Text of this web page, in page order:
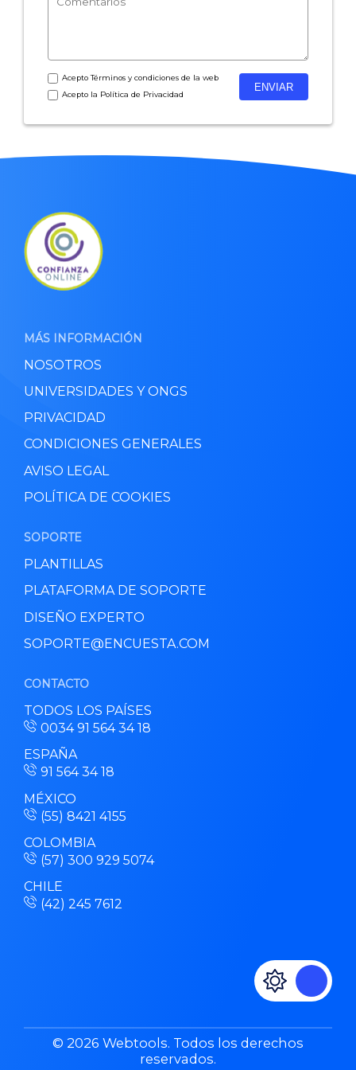
AceptoTérminos y condicionesde la web
Acepto la Política de Privacidad
MÁS INFORMACIÓN
NOSOTROS
UNIVERSIDADES Y ONGS
PRIVACIDAD
CONDICIONES GENERALES
AVISO LEGAL
POLÍTICA DE COOKIES
SOPORTE
PLANTILLAS
PLATAFORMA DE SOPORTE
DISEÑO EXPERTO
SOPORTE@ENCUESTA.COM
CONTACTO
TODOS LOS PAÍSES
0034 91 564 34 18
ESPAÑA
91 564 34 18
MÉXICO
(55) 8421 4155
COLOMBIA
(57) 300 929 5074
CHILE
(42) 245 7612
© 2026 Webtools. Todos los derechos
reservados.